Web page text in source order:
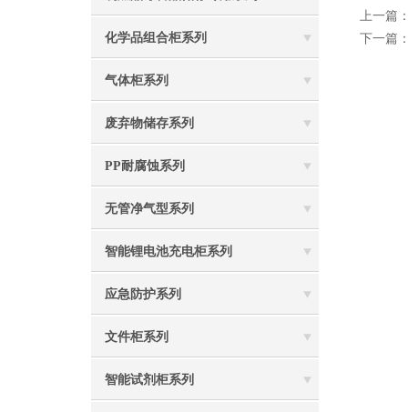
化学品组合柜系列
气体柜系列
废弃物储存系列
PP耐腐蚀系列
无管净气型系列
智能锂电池充电柜系列
应急防护系列
文件柜系列
智能试剂柜系列
上一篇
下一篇